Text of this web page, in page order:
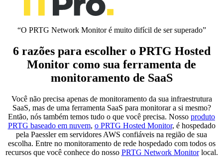
“O PRTG Network Monitor é muito difícil de ser superado”
6 razões para escolher o PRTG Hosted
Monitor como sua ferramenta de
monitoramento de SaaS
Você não precisa apenas de monitoramento da sua infraestrutura
SaaS, mas de uma ferramenta SaaS para monitorar a si mesmo?
Então, nós também temos tudo o que você precisa. Nosso produto
PRTG baseado em nuvem, o PRTG Hosted Monitor, é hospedado
pela Paessler em servidores AWS confiáveis na região de sua
escolha. Entre no monitoramento de rede hospedado com todos os
recursos que você conhece do nosso PRTG Network Monitorlocal.